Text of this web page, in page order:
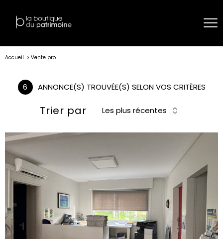
Accueil Vente pro
6 ANNONCE(S) TROUVÉE(S) SELON VOS CRITÈRES
Trier par Les plus récentes
voir le
bien